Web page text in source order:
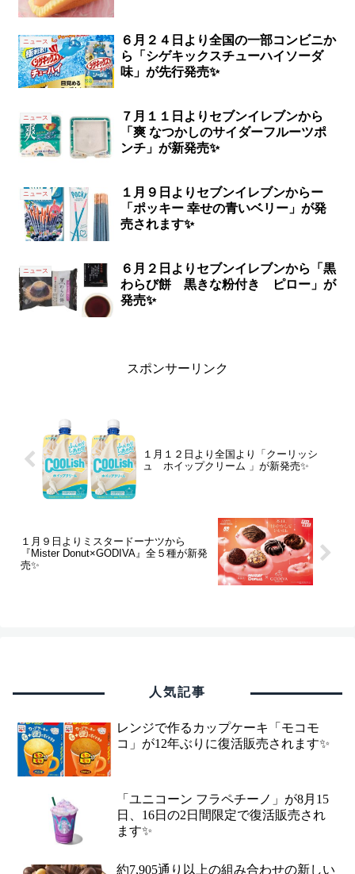
ニュース
６月２４日より全国の一部コンビニか
ら「シゲキックスチューハイソーダ
味」が先行発売✨
ニュース
７月１１日よりセブンイレブンから
「爽 なつかしのサイダーフルーツポ
ンチ」が新発売✨
ニュース
１月９日よりセブンイレブンからー
「ポッキー 幸せの青いベリー」が発
売されます✨
ニュース
６月２日よりセブンイレブンから「黒
わらび餅 黒きな粉付き ピロー」が
発売✨
スポンサーリンク
１月１２日より全国より「クーリッシ
ュ ホイップクリーム 」が新発売✨
１月９日よりミスタードーナツから
『Mister Donut×GODIVA』全５種が新発
売✨
人気記事
レンジで作るカップケーキ「モコモ
コ」が12年ぶりに復活販売されます✨
「ユニコーン フラペチーノ」が8月15
日、16日の2日間限定で復活販売され
ます✨
約7,905通り以上の組み合わせの新しい